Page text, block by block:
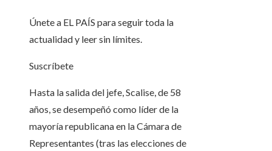
Únete a EL PAÍS para seguir toda la
actualidad y leer sin límites.
Suscríbete
Hasta la salida del jefe, Scalise, de 58
años, se desempeñó como líder de la
mayoría republicana en la Cámara de
Representantes (tras las elecciones de